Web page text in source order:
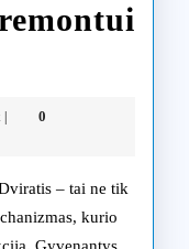
bikeservice.lt
0
kurio